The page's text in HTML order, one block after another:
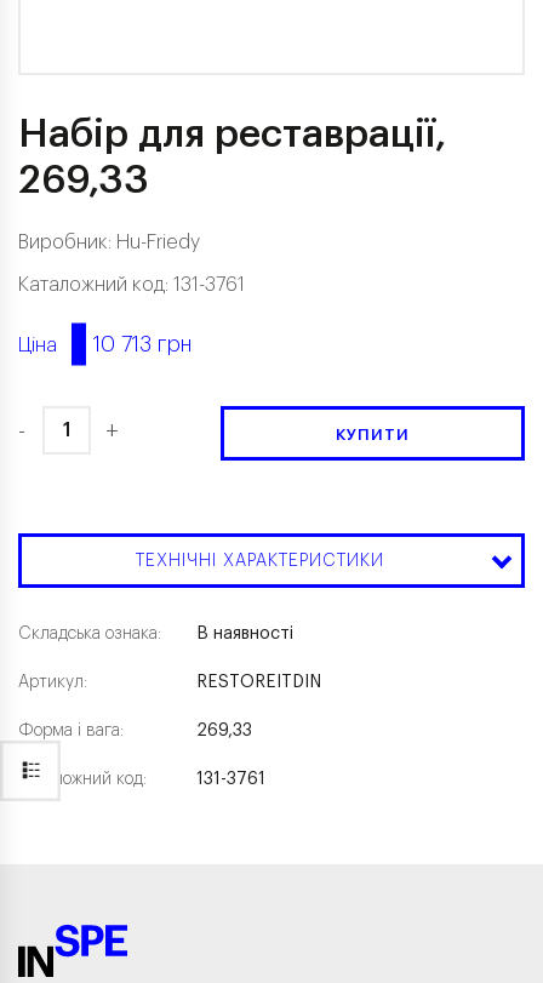
Набір для реставрації,
269,33
Виробник: Hu-Friedy
Каталожний код: 131-3761
Ціна 10 713 грн
- + КУПИТИ
ТЕХНІЧНІ ХАРАКТЕРИСТИКИ
Складська ознака:
Артикул:
Форма і вага:
Каталожний код:
В наявності
RESTOREITDIN
269,33
131-3761